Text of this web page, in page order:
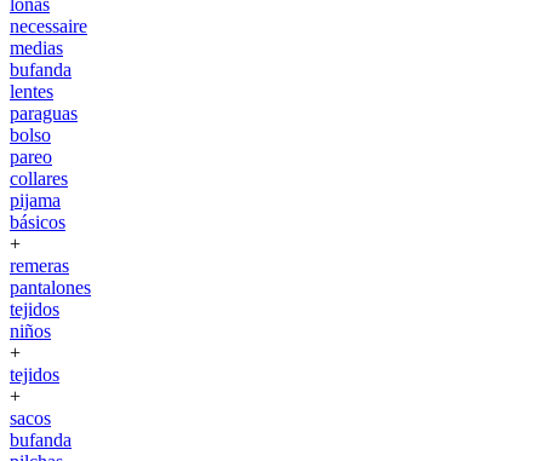
lonas
necessaire
medias
bufanda
lentes
paraguas
bolso
pareo
collares
pijama
básicos
+
remeras
pantalones
tejidos
niños
+
tejidos
+
sacos
bufanda